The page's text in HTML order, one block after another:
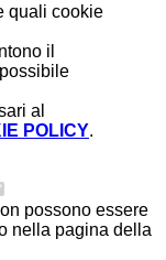
quali cookie
il
al
POLICY.
possono essere
nella pagina della